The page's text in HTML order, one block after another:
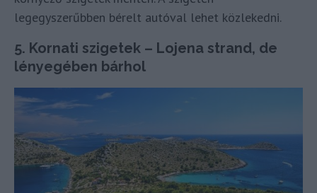
legegyszerűbben bérelt autóval lehet közlekedni.
5. Kornati szigetek – Lojena strand, de
lényegében bárhol